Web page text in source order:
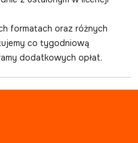
formatach oraz różnych
co tygodniową
dodatkowych opłat.